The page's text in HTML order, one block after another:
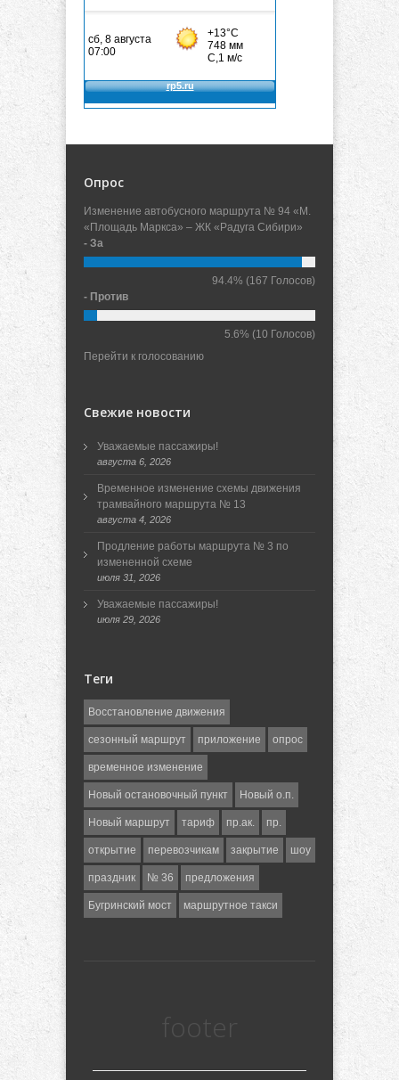
Опрос
Изменение автобусного маршрута № 94 «М.
«Площадь Маркса» – ЖК «Радуга Сибири»
- За
94.4% (167 Голосов)
- Против
5.6% (10 Голосов)
Перейти к голосованию
Свежие новости
Уважаемые пассажиры!
августа 6, 2026
Временное изменение схемы движения
трамвайного маршрута № 13
августа 4, 2026
Продление работы маршрута № 3 по
измененной схеме
июля 31, 2026
Уважаемые пассажиры!
июля 29, 2026
Теги
Восстановление движения
сезонный маршрут приложение опрос
временное изменение
Новый остановочный пункт Новый о.п.
Новый маршрут тариф пр.ак. пр.
открытие перевозчикам закрытие шоу
праздник № 36 предложения
Бугринский мост маршрутное такси
footer